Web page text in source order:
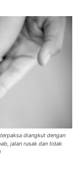
diangkut dengan
jalan rusak dan tidak